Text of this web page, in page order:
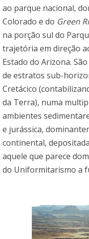
ao parque nacional,
Colorado e do Green
na porção sul do
trajetória em direção
Estado do Arizona.
de estratos sub-
Cretácico
da Terra), numa
ambientes
e jurássica,
continental,
aquele que parece
do Uniformitarismo a